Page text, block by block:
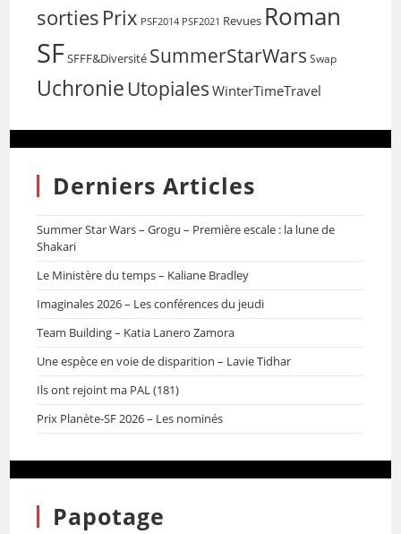
sorties Prix PSF2014 PSF2021 Revues Roman
SFSFFF&Diversité SummerStarWars Swap
Uchronie Utopiales WinterTimeTravel
Derniers Articles
Summer Star Wars – Grogu – Première escale : la lune de
Shakari
Le Ministère du temps – Kaliane Bradley
Imaginales 2026 – Les conférences du jeudi
Team Building – Katia Lanero Zamora
Une espèce en voie de disparition – Lavie Tidhar
Ils ont rejoint ma PAL (181)
Prix Planète-SF 2026 – Les nominés
Papotage